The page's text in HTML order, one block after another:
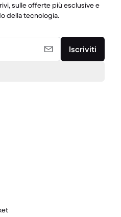
sulle offerte più esclusive e
della tecnologia.
Iscriviti